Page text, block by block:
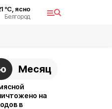
°С, ясно
Белгород
Месяц
на
в